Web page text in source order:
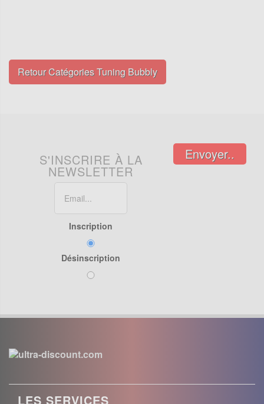
Retour Catégories Tuning Bubbly
S'INSCRIRE À LA
NEWSLETTER
Inscription
Désinscription
Envoyer..
LES SERVICES